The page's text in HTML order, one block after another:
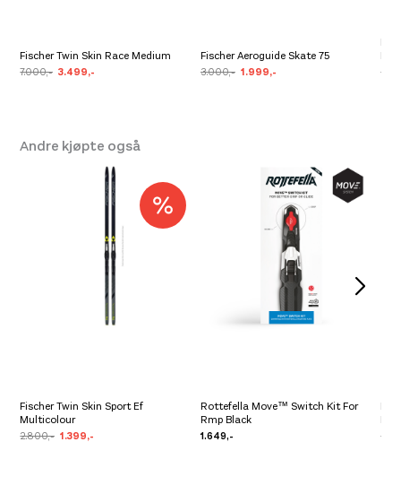
Fischer Twin Skin Race Medium
7.000,- 3.499,-
Fischer Aeroguide Skate 75
3.000,- 1.999,-
Andre kjøpte også
Fischer Twin Skin Sport Ef
Multicolour
2.800,- 1.399,-
Rottefella Move™ Switch Kit For
Rmp Black
1.649,-